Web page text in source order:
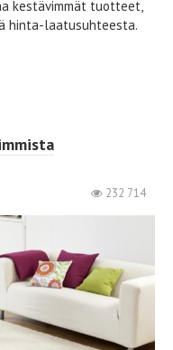
kestävimmät tuotteet,
hinta-laatusuhteesta.
232 714